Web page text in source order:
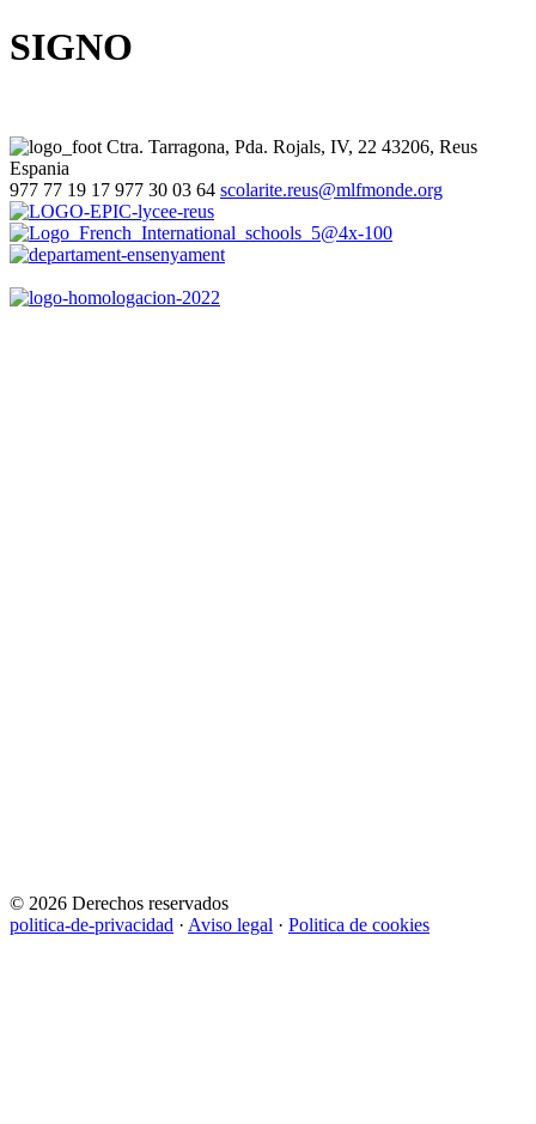
SIGNO
Ctra. Tarragona, Pda. Rojals, IV, 22 43206, Reus
Espania
977 77 19 17 977 30 03 64 scolarite.reus@mlfmonde.org
© 2026 Derechos reservados
politica-de-privacidad · Aviso legal · Politica de cookies